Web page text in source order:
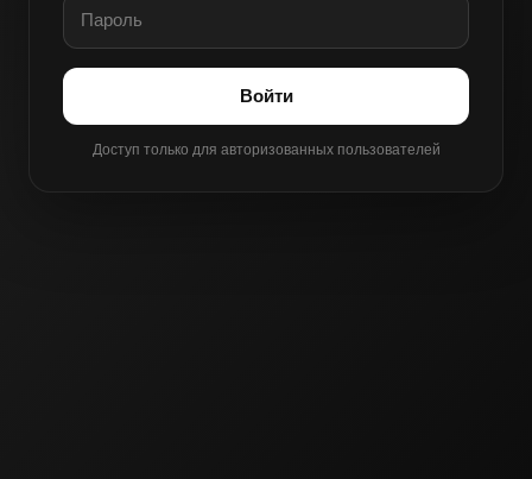
Войти
Доступ только для авторизованных пользователей